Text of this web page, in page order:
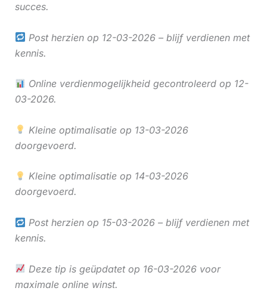
succes.
Post herzien op 12-03-2026 – blijf verdienen met
kennis.
Online verdienmogelijkheid gecontroleerd op 12-
03-2026.
Kleine optimalisatie op 13-03-2026
doorgevoerd.
Kleine optimalisatie op 14-03-2026
doorgevoerd.
Post herzien op 15-03-2026 – blijf verdienen met
kennis.
Deze tip is geüpdatet op 16-03-2026 voor
maximale online winst.